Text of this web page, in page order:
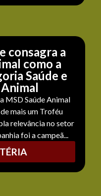
consagra a
como a
Saúde e
MSD Saúde Animal
mais um Troféu
relevância no setor
foi a campeã...